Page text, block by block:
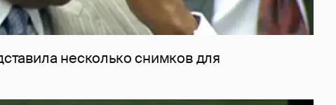
несколько снимков для